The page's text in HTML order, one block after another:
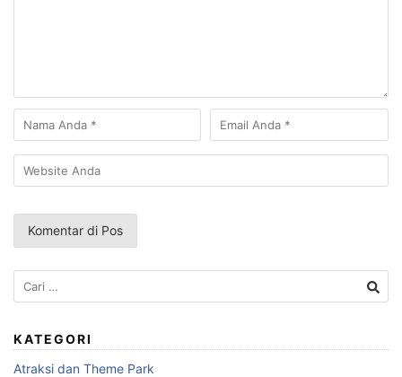
Cari
untuk:
KATEGORI
Atraksi dan Theme Park